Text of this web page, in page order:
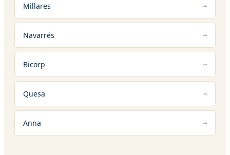
Millares
Navarrés
Bicorp
Quesa
Anna